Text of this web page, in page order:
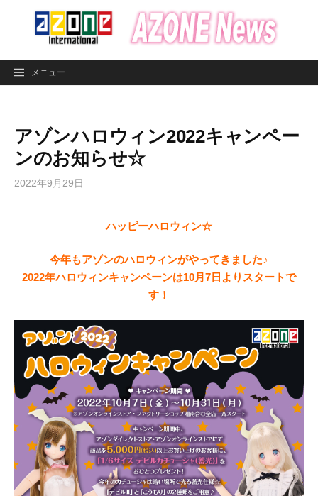
ン
メニュー
アゾンハロウィン2022キャンペー
ンのお知らせ☆
2022年9月29日
ハッピーハロウィン☆
今年もアゾンのハロウィンがやってきました♪
2022年ハロウィンキャンペーンは10月7日よりスタートで
す！